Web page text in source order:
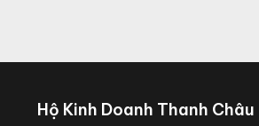
Hộ Kinh Doanh Thanh Châu